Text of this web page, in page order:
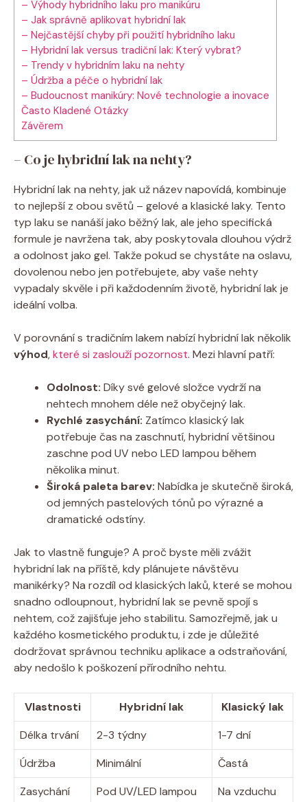
– Výhody hybridního laku pro manikúru
– Jak správně aplikovat hybridní lak
– Nejčastější chyby při použití hybridního laku
– Hybridní lak versus tradiční lak: Který vybrat?
– Trendy v hybridním laku na nehty
– Údržba a péče o hybridní lak
– Budoucnost manikúry: Nové technologie a inovace
Často Kladené Otázky
Závěrem
– Co je hybridní lak na nehty?
Hybridní lak na nehty, jak už název napovídá, kombinuje
to nejlepší z obou světů – gelové a klasické laky. Tento
typ laku se nanáší jako běžný lak, ale jeho specifická
formule je navržena tak, aby poskytovala dlouhou výdrž
a odolnost jako gel. Takže pokud se chystáte na oslavu,
dovolenou nebo jen potřebujete, aby vaše nehty
vypadaly skvěle i při každodenním životě, hybridní lak je
ideální volba.
V porovnání s tradičním lakem nabízí hybridní lak několik
výhod,které si zaslouží pozornost. Mezi hlavní patří:
Odolnost: Díky své gelové složce vydrží na
nehtech mnohem déle než obyčejný lak.
Rychlé zasychání: Zatímco klasický lak
potřebuje čas na zaschnutí, hybridní většinou
zaschne pod UV nebo LED lampou během
několika minut.
Široká paleta barev: Nabídka je skutečně široká,
od jemných pastelových tónů po výrazné a
dramatické odstíny.
Jak to vlastně funguje? A proč byste měli zvážit
hybridní lak na příště, kdy plánujete návštěvu
manikérky? Na rozdíl od klasických laků, které se mohou
snadno odloupnout, hybridní lak se pevně spojí s
nehtem, což zajišťuje jeho stabilitu. Samozřejmě, jak u
každého kosmetického produktu, i zde je důležité
dodržovat správnou techniku aplikace a odstraňování,
aby nedošlo k poškození přírodního nehtu.
Vlastnosti Hybridní lak
Klasický lak
Délka trvání
2-3 týdny
1-7 dní
Údržba
Minimální
Častá
Zasychání
Pod UV/LED lampou Na vzduchu